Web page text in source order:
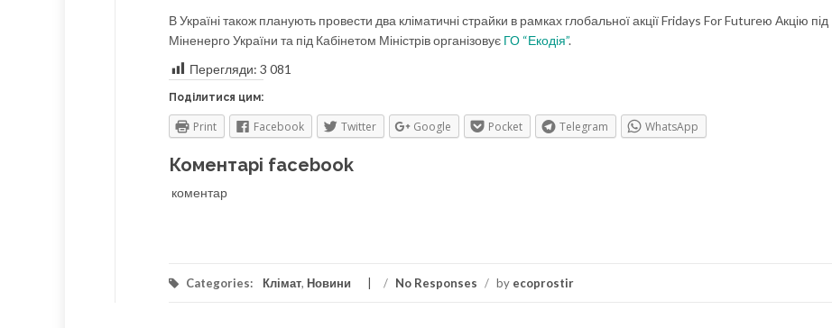
В Україні також планують провести два кліматичні страйки в рамках глобальної акції Fridays For Futureю Акцію під
Міненерго України та під Кабінетом Міністрів організовує ГО “Екодія”.
Перегляди: 3 081
Поділитися цим:
Print Facebook Twitter Google Pocket Telegram WhatsApp
Коментарі facebook
коментар
Categories: Клімат, Новини / No Responses / by ecoprostir